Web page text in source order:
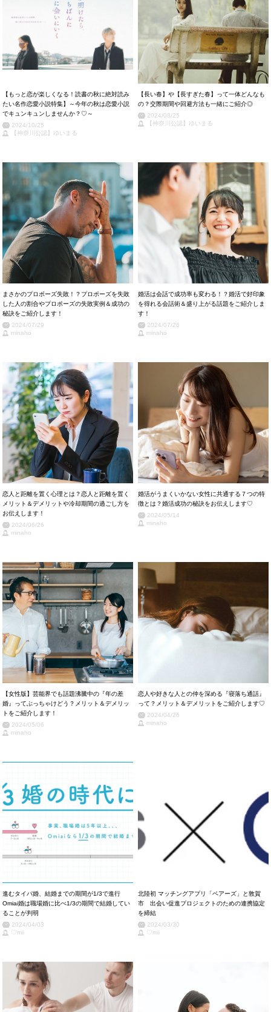
【もっと恋が楽しくなる！読書の秋に絶対読み
たい名作恋愛小説特集】～今年の秋は恋愛小説
でキュンキュンしませんか？♡～
2024/10/25
【神奈川公認】ゆいまる
【長い春】や【長すぎた春】って一体どんなも
の？交際期間や回避方法も一緒にご紹介◎
2024/08/25
【神奈川公認】ゆいまる
まさかのプロポーズ失敗！？プロポーズを失敗
した人の割合やプロポーズの失敗実例＆成功の
秘訣をご紹介します！
2024/07/29
minaho
婚活は会話で成功率も変わる！？婚活で好印象
を得れる会話術＆盛り上がる話題をご紹介しま
す！
2024/07/26
minaho
恋人と距離を置く心理とは？恋人と距離を置く
メリット＆デメリットや冷却期間の過ごし方を
お伝えします！
2024/06/26
minaho
婚活がうまくいかない女性に共通する７つの特
徴とは？婚活成功の秘訣をお伝えします♡
2024/05/14
minaho
【女性版】芸能界でも話題沸騰中の『年の差
婚』ってぶっちゃけどう？メリット＆デメリッ
トをご紹介します！
2024/05/06
minaho
恋人や好きな人との仲を深める『寝落ち通話』
って？メリット＆デメリットをご紹介します♡
2024/04/26
minaho
進むタイパ婚、結婚までの期間が1/3で進行
Omiai婚は職場婚に比べ1/3の期間で結婚してい
ることが判明
2024/04/03
♡mii
北陸初 マッチングアプリ「ペアーズ」と敦賀
市 出会い促進プロジェクトのための連携協定
を締結
2024/03/30
♡mii